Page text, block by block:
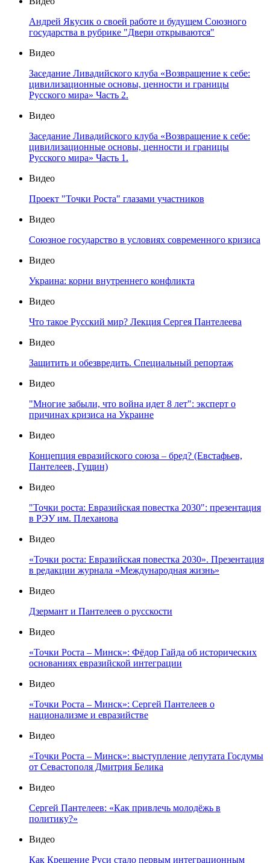
Андрей Якусик о своей работе и будущем Союзного
государства в рубрике "Двери открываются"
Видео
Заседание Ливадийского клуба «Возвращение к себе:
цивилизационные основы, ценности и границы
Русского мира» Часть 2.
Видео
Заседание Ливадийского клуба «Возвращение к себе:
цивилизационные основы, ценности и границы
Русского мира» Часть 1.
Видео
Проект "Точки Роста" глазами участников
Видео
Союзное государство в условиях современного кризиса
Видео
Украина: корни внутреннего конфликта
Видео
Что такое Русский мир? Лекция Сергея Пантелеева
Видео
Защитить и обезвредить. Специальный репортаж
Видео
"Многие забыли, что война идет 8 лет": эксперт о
причинах кризиса на Украине
Видео
Концепция евразийского союза – бред? (Евстафьев,
Пантелеев, Гущин)
Видео
"Точки роста: Евразийская повестка 2030": презентация
в РЭУ им. Плеханова
Видео
«Точки роста: Евразийская повестка 2030». Презентация
в редакции журнала «Международная жизнь»
Видео
Дзермант и Пантелеев о русскости
Видео
«Точки Роста – Минск»: Фёдор Гайда об исторических
основаниях евразийской интеграции
Видео
«Точки Роста – Минск»: Сергей Пантелеев о
национализме и евразийстве
Видео
«Точки Роста – Минск»: выступление депутата Госдумы
от Севастополя Дмитрия Белика
Видео
Сергей Пантелеев: «Как привлечь молодёжь в
политику?»
Видео
Как Крещение Руси стало первым интеграционным